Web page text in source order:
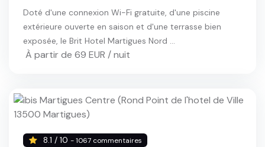
Doté d'une connexion Wi-Fi gratuite, d'une piscine
extérieure ouverte en saison et d'une terrasse bien
exposée, le Brit Hotel Martigues Nord ...
À partir de 69 EUR / nuit
8.1 / 10 - 1067 commentaires